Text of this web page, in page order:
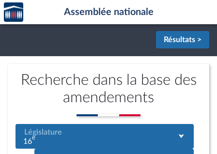
Aller au contenu
Aller en bas de la page
Accèder
à la
page
Assemblée nationale
Résultats >
Recherche dans la base des
amendements
Législature
16e